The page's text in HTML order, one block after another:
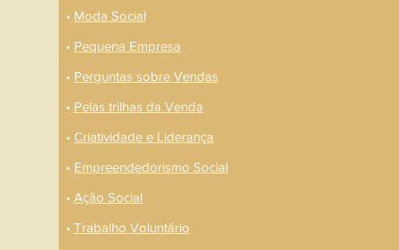
• Moda Social
• Pequena Empresa
• Perguntas sobre Vendas
• Pelas trilhas da Venda
• Criatividade e Liderança
• Empreendedorismo Social
• Ação Social
• Trabalho Voluntário